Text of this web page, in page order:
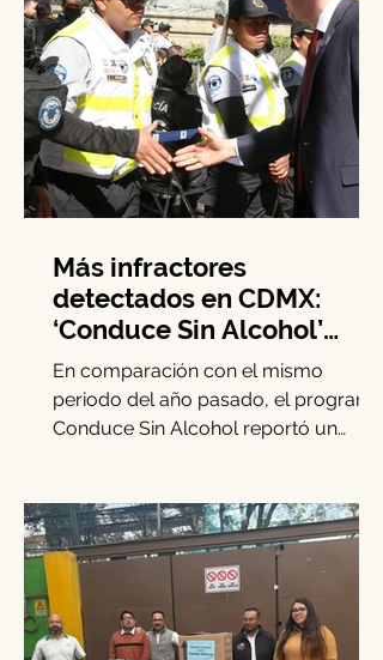
Más infractores
detectados en CDMX:
‘Conduce Sin Alcohol’
crece 15.3% en diciembre
En comparación con el mismo
periodo del año pasado, el programa
incremento del 15.3% en los casos
de...